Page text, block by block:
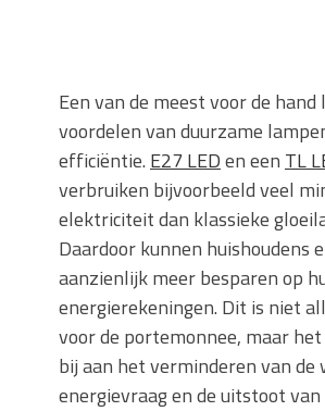
Een van de meest voor de hand
voordelen van duurzame
efficiëntie. E27 LEDen een TL
verbruiken bijvoorbeeld veel
elektriciteit dan klassieke
Daardoor kunnen huishoudens
aanzienlijk meer besparen op
energierekeningen. Dit is niet
voor de portemonnee, maar
bij aan het verminderen van de
energievraag en de uitstoot van